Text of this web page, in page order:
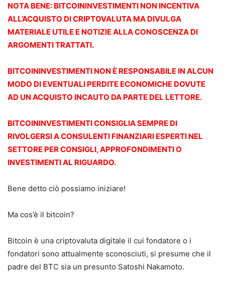
NOTA BENE: BITCOININVESTIMENTI NON INCENTIVA
ALL’ACQUISTO DI CRIPTOVALUTA MA DIVULGA
MATERIALE UTILE E NOTIZIE ALLA CONOSCENZA DI
ARGOMENTI TRATTATI.
BITCOININVESTIMENTI NON È RESPONSABILE IN ALCUN
MODO DI EVENTUALI PERDITE ECONOMICHE DOVUTE
AD UN ACQUISTO INCAUTO DA PARTE DEL LETTORE.
BITCOININVESTIMENTI CONSIGLIA SEMPRE DI
RIVOLGERSI A CONSULENTI FINANZIARI ESPERTI NEL
SETTORE PER CONSIGLI, APPROFONDIMENTI O
INVESTIMENTI AL RIGUARDO.
Bene detto ciò possiamo iniziare!
Ma cos’è il bitcoin?
Bitcoin è una criptovaluta digitale il cui fondatore o i
fondatori sono attualmente sconosciuti, si presume che il
padre del BTC sia un presunto Satoshi Nakamoto.